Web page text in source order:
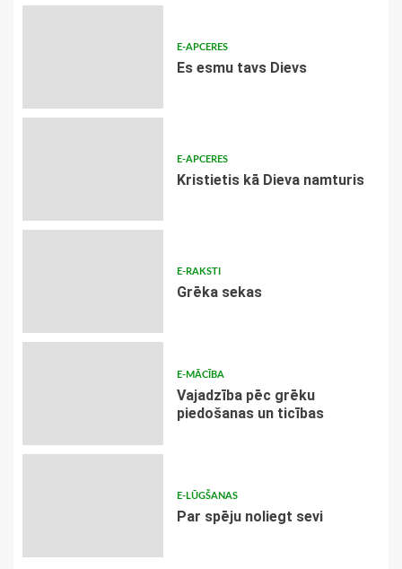
E-APCERES
Es esmu tavs Dievs
E-APCERES
Kristietis kā Dieva namturis
E-RAKSTI
Grēka sekas
E-MĀCĪBA
Vajadzība pēc grēku
piedošanas un ticības
E-LŪGŠANAS
Par spēju noliegt sevi